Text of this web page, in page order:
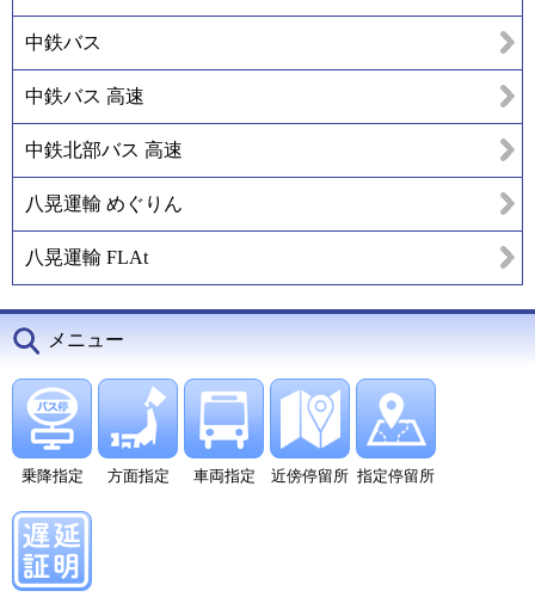
中鉄バス
中鉄バス 高速
中鉄北部バス 高速
八晃運輸 めぐりん
八晃運輸 FLAt
メニュー
乗降指定 方面指定 車両指定 近傍停留所 指定停留所